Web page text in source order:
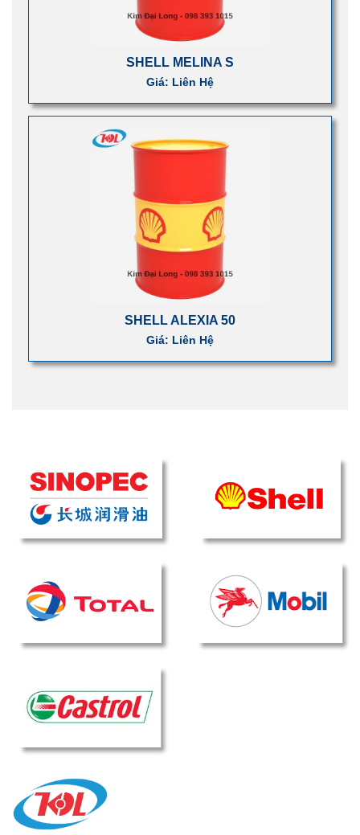
SHELL MELINA S
Giá: Liên Hệ
SHELL ALEXIA 50
Giá: Liên Hệ